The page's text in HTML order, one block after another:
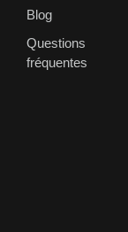
Blog
Questions
fréquentes